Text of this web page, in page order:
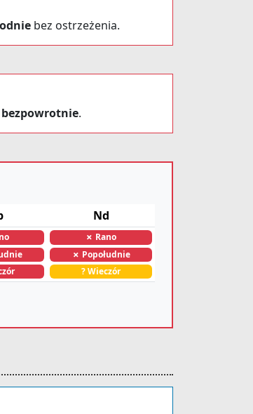
bez ostrzeżenia.
.
Nd
✗ Rano
✗ Popołudnie
? Wieczór